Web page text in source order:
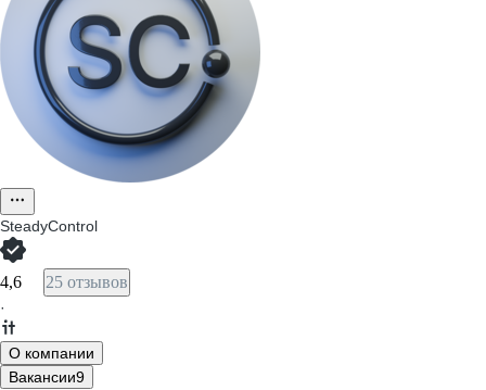
SteadyControl
4,6 25 отзывов
·
О компании
Вакансии9